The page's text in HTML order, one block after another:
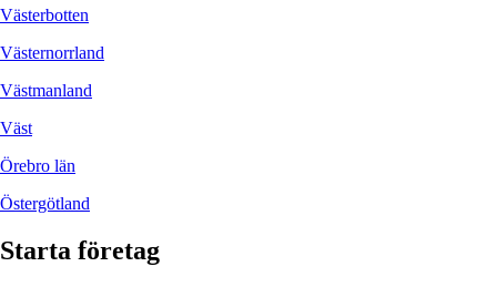
Västerbotten
Västernorrland
Västmanland
Väst
Örebro län
Östergötland
Starta företag